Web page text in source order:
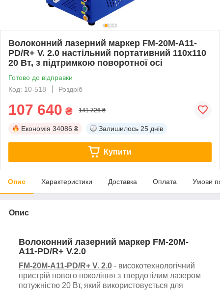
Волоконний лазерний маркер FM-20M-A11-
PD/R+ V. 2.0 настільний портативний 110x110
20 Вт, з підтримкою поворотної осі
Готово до відправки
Код: 10-518
Роздріб
107 640 ₴ 141 726 ₴
Економія 34086 ₴ Залишилось 25 днів
Купити
Опис Характеристики Доставка Оплата Умови
Опис
Волоконний лазерний маркер FM-20M-
A11-PD/R+ V.2.0
FM-20M-A11-PD/R+ V. 2.0 - високотехнологічний
пристрій нового покоління з твердотілим лазером
потужністю 20 Вт, який використовується для